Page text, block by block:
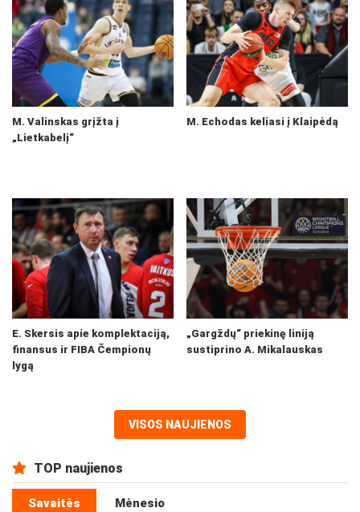
M. Valinskas grįžta į
„Lietkabelį“
M. Echodas keliasi į Klaipėdą
E. Skersis apie komplektaciją,
finansus ir FIBA Čempionų
lygą
„Gargždų“ priekinę liniją
sustiprino A. Mikalauskas
VISOS NAUJIENOS
TOP naujienos
Savaitės Mėnesio